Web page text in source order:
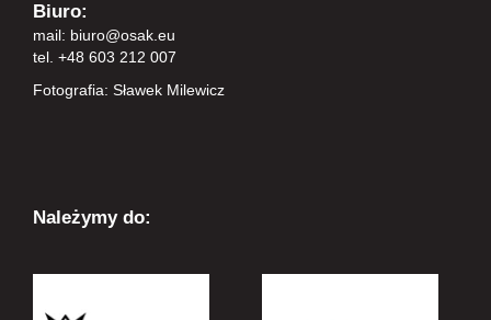
Biuro:
mail: biuro@osak.eu
tel. +48 603 212 007
Fotografia: Sławek Milewicz
Należymy do: